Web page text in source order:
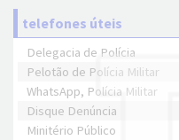
telefones úteis
Delegacia de Polícia
Pelotão de Polícia Militar
WhatsApp, Polícia Militar
Disque Denúncia
Minitério Público